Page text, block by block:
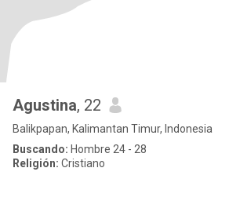
Agustina, 22
Balikpapan, Kalimantan Timur, Indonesia
Buscando: Hombre 24 - 28
Religión: Cristiano